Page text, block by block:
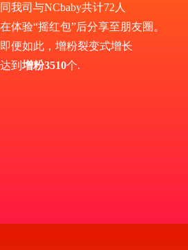
同我司与NCbaby共计72人
在体验“摇红包”后分享至朋友圈。
即便如此，增粉裂变式增长
达到 增粉3510个.